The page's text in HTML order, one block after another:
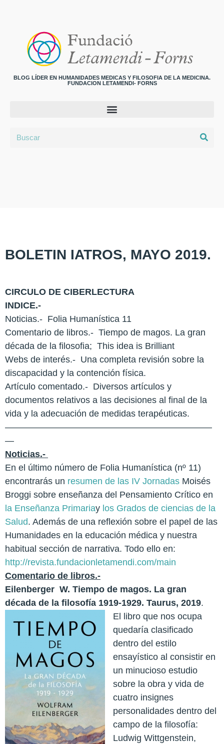
BLOG LÍDER EN HUMANIDADES MEDICAS Y FILOSOFIA DE LA MEDICINA.
FUNDACION LETAMENDI- FORNS
BOLETIN IATROS, MAYO 2019.
CIRCULO DE CIBERLECTURA
INDICE.-
Noticias.- Folia Humanística 11
Comentario de libros.- Tiempo de magos. La gran
década de la filosofia; This idea is Brilliant
Webs de interés.- Una completa revisión sobre la
discapacidad y la contención física.
Artículo comentado.- Diversos artículos y
documentos relativos a las decisiones al final de la
vida y la adecuación de medidas terapéuticas.
———————————————————————
—
Noticias.-
En el último número de Folia Humanística (nº 11)
encontrarás un resumen de las IV Jornadas Moisés
Broggi sobre enseñanza del Pensamiento Crítico en
la Enseñanza Primariay los Grados de ciencias de la
Salud. Además de una reflexión sobre el papel de las
Humanidades en la educación médica y nuestra
habitual sección de narrativa. Todo ello en:
http://revista.fundacionletamendi.com/main
Comentario de libros.-
Eilenberger W. Tiempo de magos. La gran
década de la filosofía 1919-1929. Taurus, 2019.
El libro que nos ocupa
quedaría clasificado
dentro del estilo
ensayístico al consistir en
un minucioso estudio
sobre la obra y vida de
cuatro insignes
personalidades dentro del
campo de la filosofía:
Ludwig Wittgenstein,